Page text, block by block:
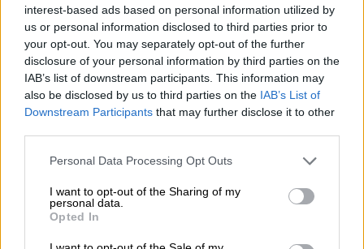
interest-based ads based on personal information utilized by
us or personal information disclosed to third parties prior to
your opt-out. You may separately opt-out of the further
disclosure of your personal information by third parties on the
IAB’s list of downstream participants. This information may
also be disclosed by us to third parties on the IAB’s List of
Downstream Participants that may further disclose it to other
Please note that this website/app uses one or more Google
not limited to your visit or usage behaviour. You may click to
grant or deny consent to Google and its third-party tags to
use your data for below specified purposes in below Google
consent section.
Personal Data Processing Opt Outs
I want to opt-out of the Sharing of my
personal data.
Opted In
Η Ελλάδα προέρχεται από την πρώτη της
ήττα στη διοργάνωση, απέναντι στη Βοσνία/
Ερζεγοβίνη, σε ένα ματς όπου έλειψαν οι
επιστροφή του Greek Freak αναμένεται να
αλλάξει τις ισορροπίες, καθώς στα δύο
παιχνίδια που αγωνίστηκε (με Ιταλία και